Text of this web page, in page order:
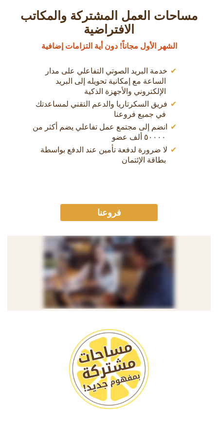
مساحات العمل المشتركة والمكاتب
الافتراضية
الشهر الأول مجاناً! دون أية التزامات إضافية
خدمة البريد الصوتي التفاعلي على مدار
الساعة مع إمكانية تحويله إلى البريد
الإلكتروني والأجهزة الذكية
فريق السكرتاريا والدعم التقني لمساعدتك
في جميع فروعنا
انضم إلى مجتمع عمل تفاعلي يضم أكثر من
٥۰۰۰۰ ألف عضو
لا ضرورة لدفعة تأمين عند الدفع بواسطة
بطاقة الإئتمان
فروعنا